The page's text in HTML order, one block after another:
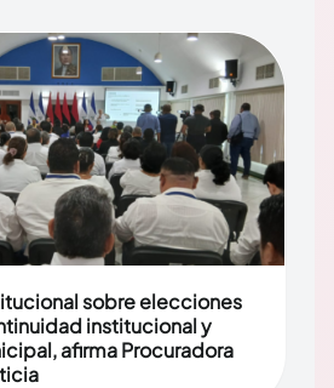
sobre elecciones
institucional y
afirma Procuradora